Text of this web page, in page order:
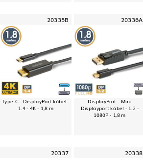
20335B
Type-C - DisplayPort kábel -
1.4 - 4K - 1,8 m
20336A
DisplayPort - Mini
Displayport kábel - 1.2 -
1080P - 1,8 m
20337 20338